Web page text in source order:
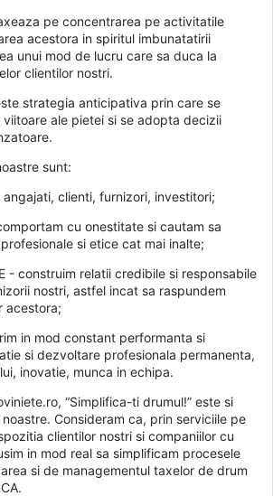
pe concentrarea pe activitatile
acestora in spiritul imbunatatirii
unui mod de lucru care sa duca la
clientilor nostri.
strategia anticipativa prin care se
ale pietei si se adopta decizii
sunt:
clienti, furnizori, investitori;
cu onestitate si cautam sa
si etice cat mai inalte;
- construim relatii credibile si responsabile
nostri, astfel incat sa raspundem
acestora;
in mod constant performanta si
si dezvoltare profesionala permanenta,
inovatie, munca in echipa.
“Simplifica-ti drumul!” este si
Consideram ca, prin serviciile pe
clientilor nostri si companiilor cu
in mod real sa simplificam procesele
si de managementul taxelor de drum